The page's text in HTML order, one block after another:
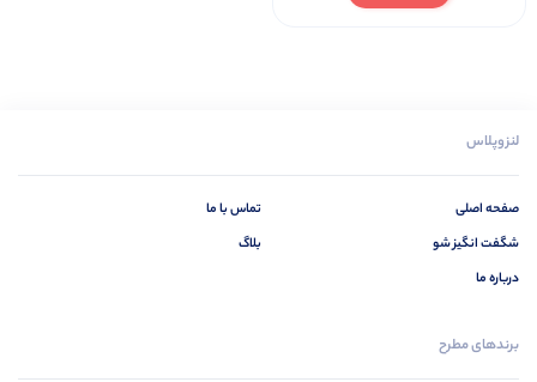
لنزوپلاس
صفحه اصلی
شگفت انگیز شو
درباره ما
تماس با ما
بلاگ
برندهای مطرح